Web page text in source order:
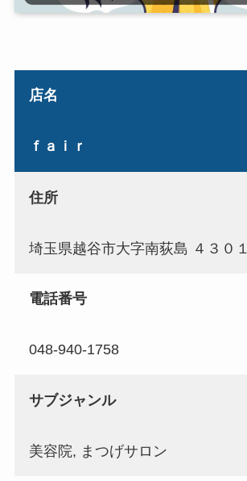
店名
ｆａｉｒ
住所
埼玉県越谷市大字南荻島 ４３０１
電話番号
048-940-1758
サブジャンル
美容院, まつげサロン